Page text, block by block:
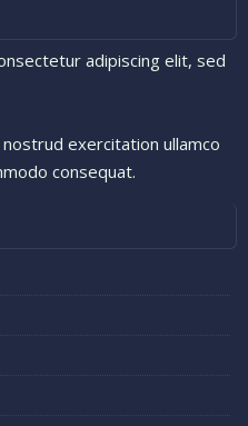
adipiscing elit, sed
exercitation ullamco
consequat.